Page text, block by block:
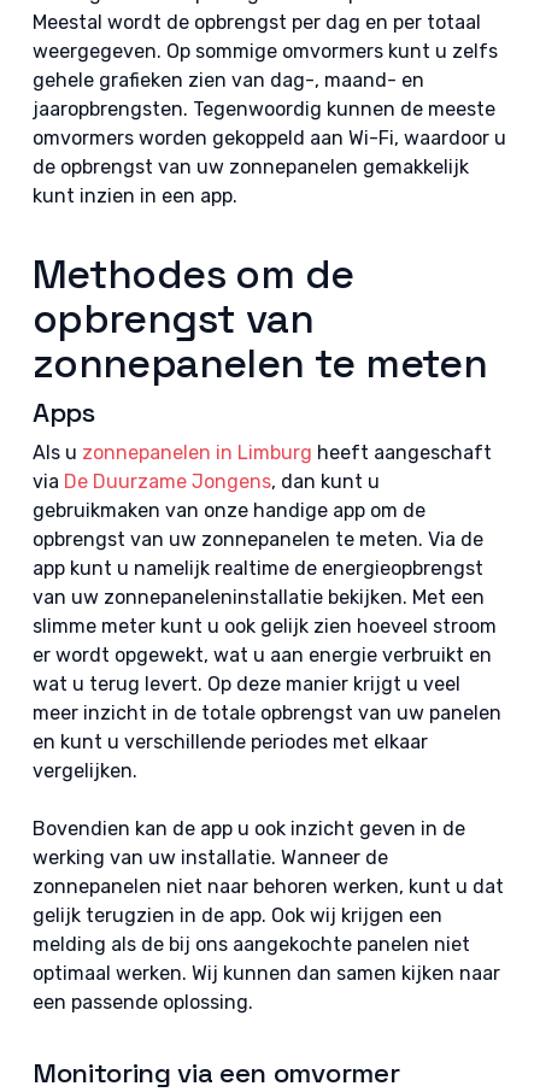
Meestal wordt de opbrengst per dag en per totaal
weergegeven. Op sommige omvormers kunt u zelfs
gehele grafieken zien van dag-, maand- en
jaaropbrengsten. Tegenwoordig kunnen de meeste
omvormers worden gekoppeld aan Wi-Fi, waardoor u
de opbrengst van uw zonnepanelen gemakkelijk
kunt inzien in een app.
Methodes om de
opbrengst van
zonnepanelen te meten
Apps
Als u zonnepanelen in Limburg heeft aangeschaft
via De Duurzame Jongens, dan kunt u
gebruikmaken van onze handige app om de
opbrengst van uw zonnepanelen te meten. Via de
app kunt u namelijk realtime de energieopbrengst
van uw zonnepaneleninstallatie bekijken. Met een
slimme meter kunt u ook gelijk zien hoeveel stroom
er wordt opgewekt, wat u aan energie verbruikt en
wat u terug levert. Op deze manier krijgt u veel
meer inzicht in de totale opbrengst van uw panelen
en kunt u verschillende periodes met elkaar
vergelijken.
Bovendien kan de app u ook inzicht geven in de
werking van uw installatie. Wanneer de
zonnepanelen niet naar behoren werken, kunt u dat
gelijk terugzien in de app. Ook wij krijgen een
melding als de bij ons aangekochte panelen niet
optimaal werken. Wij kunnen dan samen kijken naar
een passende oplossing.
Monitoring via een omvormer